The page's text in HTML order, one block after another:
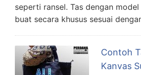
seperti ransel. Tas dengan
buat secara khusus sesuai
Contoh
Kanvas